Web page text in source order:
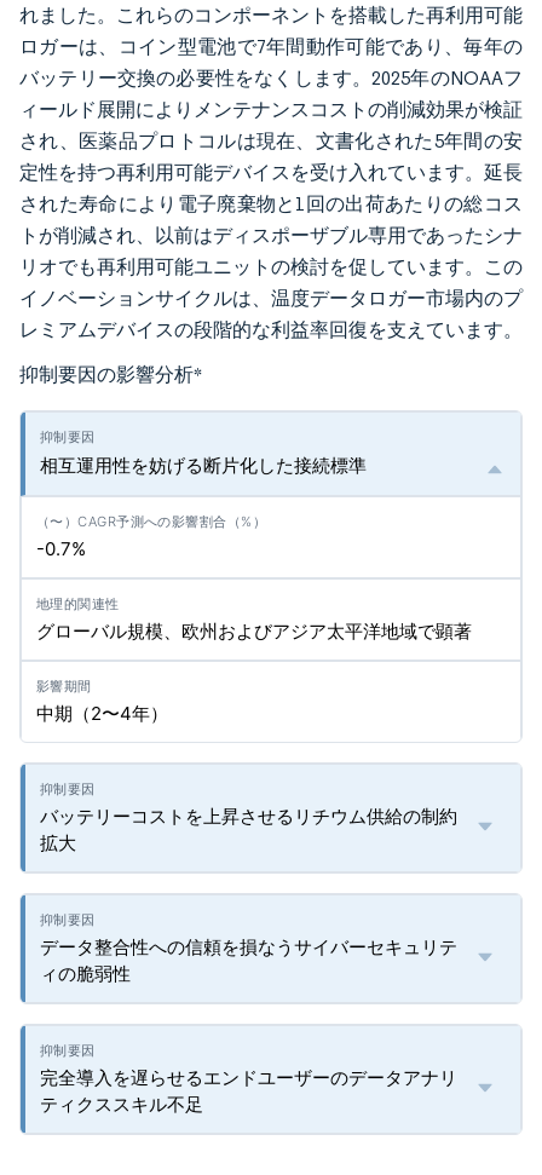
れました。これらのコンポーネントを搭載した再利用可能
ロガーは、コイン型電池で7年間動作可能であり、毎年の
バッテリー交換の必要性をなくします。2025年のNOAAフ
ィールド展開によりメンテナンスコストの削減効果が検証
され、医薬品プロトコルは現在、文書化された5年間の安
定性を持つ再利用可能デバイスを受け入れています。延長
された寿命により電子廃棄物と1回の出荷あたりの総コス
トが削減され、以前はディスポーザブル専用であったシナ
リオでも再利用可能ユニットの検討を促しています。この
イノベーションサイクルは、温度データロガー市場内のプ
レミアムデバイスの段階的な利益率回復を支えています。
抑制要因の影響分析*
相互運用性を妨げる断片化した接続標準
-0.7%
グローバル規模、欧州およびアジア太平洋地域で顕著
中期（2〜4年）
バッテリーコストを上昇させるリチウム供給の制約
拡大
データ整合性への信頼を損なうサイバーセキュリテ
ィの脆弱性
完全導入を遅らせるエンドユーザーのデータアナリ
ティクススキル不足